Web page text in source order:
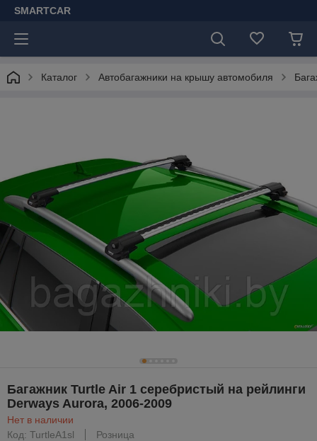
SMARTCAR
Каталог Автобагажники на крышу автомобиля
Багажник Turtle Air 1 серебристый на рейлинги
Derways Aurora, 2006-2009
Нет в наличии
Код: TurtleA1sl
Розница